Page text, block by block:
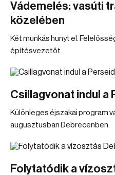
Vádemelés: vasúti
közelében
Két munkás hunyt el.
építésvezetőt.
Csillagvonat indul a
Különleges éjszakai program
augusztusban Debrecenben.
Folytatódik a